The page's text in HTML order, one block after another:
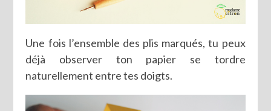
Une fois l’ensemble des plis marqués, tu peux
déjà observer ton papier se tordre
naturellement entre tes doigts.